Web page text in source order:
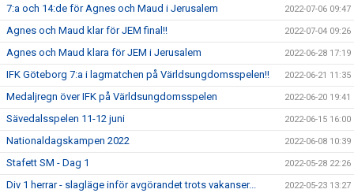
7:a och 14:de för Agnes och Maud i Jerusalem 2022-07-06 09:47
Agnes och Maud klar för JEM final!! 2022-07-04 09:26
Agnes och Maud klara för JEM i Jerusalem 2022-06-28 17:19
IFK Göteborg 7:a i lagmatchen på Världsungdomsspelen!! 2022-06-21 11:35
Medaljregn över IFK på Världsungdomsspelen 2022-06-20 19:41
Sävedalsspelen 11-12 juni 2022-06-15 16:00
Nationaldagskampen 2022 2022-06-08 10:39
Stafett SM - Dag 1 2022-05-28 22:26
Div 1 herrar - slagläge inför avgörandet trots vakanser... 2022-05-23 13:27